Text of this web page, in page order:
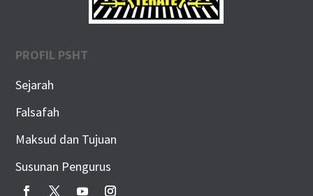
PROFIL PSHT
Sejarah
Falsafah
Maksud dan Tujuan
Susunan Pengurus